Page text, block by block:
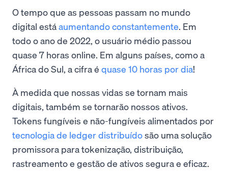
O tempo que as pessoas passam no mundo
digital estáaumentando constantemente. Em
todo o ano de 2022, o usuário médio passou
quase 7 horas online. Em alguns países, como a
África do Sul, a cifra é quase 10 horas por dia!
À medida que nossas vidas se tornam mais
digitais, também se tornarão nossos ativos.
Tokens fungíveis e não-fungíveis alimentados por
tecnologia de ledger distribuídosão uma solução
promissora para tokenização, distribuição,
rastreamento e gestão de ativos segura e eficaz.